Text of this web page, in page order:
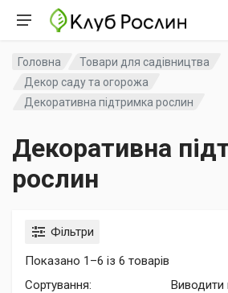
Головна
Товари для садівництва
Декор саду та огорожа
Декоративна підтримка рослин
Декоративна
рослин
Фільтри
Показано 1–6 із 6 товарів
Сортування: Виводити